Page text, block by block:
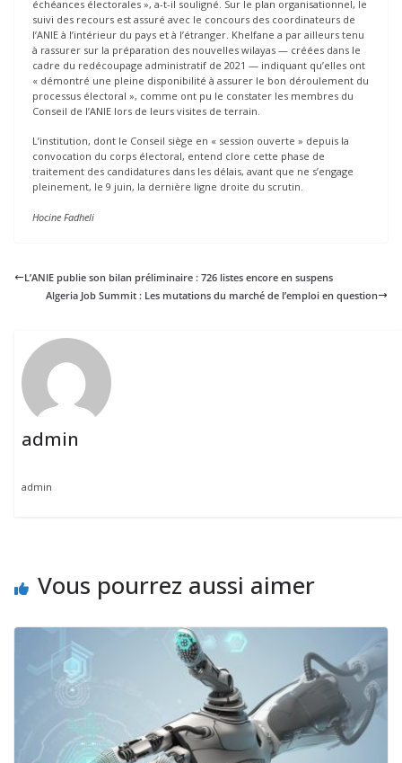
échéances électorales », a-t-il souligné. Sur le plan organisationnel, le
suivi des recours est assuré avec le concours des coordinateurs de
l’ANIE à l’intérieur du pays et à l’étranger. Khelfane a par ailleurs tenu
à rassurer sur la préparation des nouvelles wilayas — créées dans le
cadre du redécoupage administratif de 2021 — indiquant qu’elles ont
« démontré une pleine disponibilité à assurer le bon déroulement du
processus électoral », comme ont pu le constater les membres du
Conseil de l’ANIE lors de leurs visites de terrain.
L’institution, dont le Conseil siège en « session ouverte » depuis la
convocation du corps électoral, entend clore cette phase de
traitement des candidatures dans les délais, avant que ne s’engage
pleinement, le 9 juin, la dernière ligne droite du scrutin.
Hocine Fadheli
L’ANIE publie son bilan préliminaire : 726 listes encore en suspens
Algeria Job Summit : Les mutations du marché de l’emploi en question
admin
admin
Vous pourrez aussi aimer